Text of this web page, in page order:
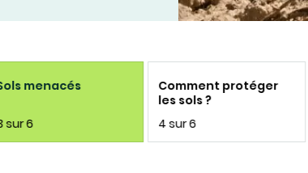
menacés
sur 6
Comment protéger
les sols ?
4 sur 6